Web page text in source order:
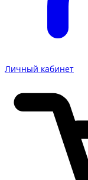
Личный кабинет